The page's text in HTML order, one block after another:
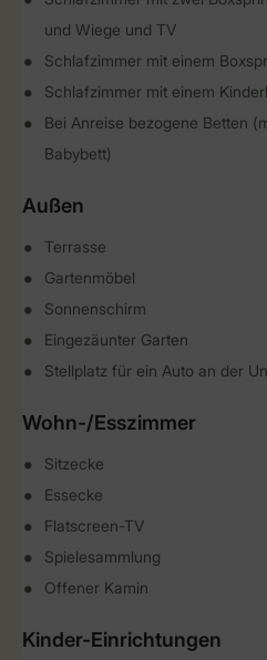
und Wiege und TV
Schlafzimmer mit einem
Schlafzimmer mit einem
Bei Anreise bezogene Betten
Babybett)
Außen
Terrasse
Gartenmöbel
Sonnenschirm
Eingezäunter Garten
Stellplatz für ein Auto an der
Wohn-/Esszimmer
Sitzecke
Essecke
Flatscreen-TV
Spielesammlung
Offener Kamin
Kinder-Einrichtungen